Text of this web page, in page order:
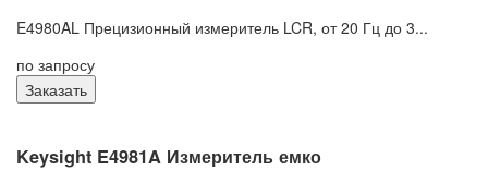
E4980AL Прецизионный измеритель LCR, от 20 Гц до 3...
по запросу
Заказать
Keysight E4981A Измеритель емко